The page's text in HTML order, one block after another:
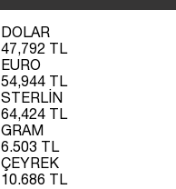
DOLAR
47,792 TL
EURO
54,944 TL
STERLİN
64,424 TL
GRAM
6.503 TL
ÇEYREK
10.686 TL